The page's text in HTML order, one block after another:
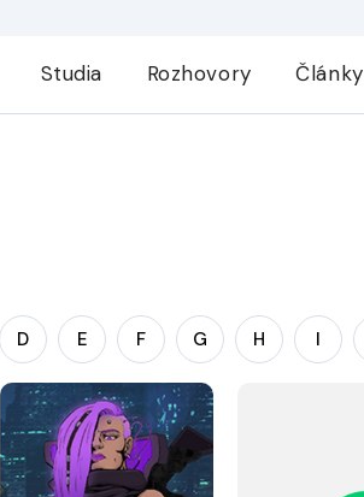
Studia Rozhovory Články
D E F G H I